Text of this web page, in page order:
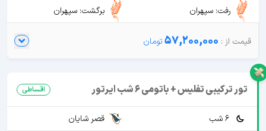
رفت: سپهران
برگشت: سپهران
57,200,000
تور ترکیبی تفلیس + باتومی 6 شب ایرتور اقساطی
6 شب
قصر شایان